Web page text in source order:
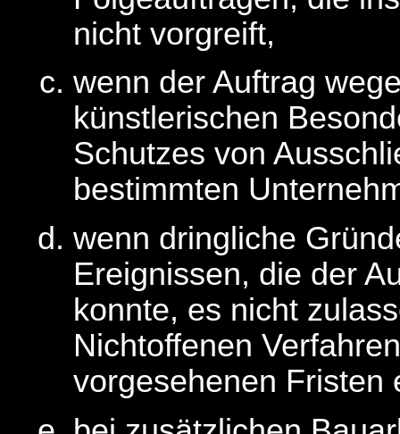
nicht vorgreift,
wenn der Auftrag
künstlerischen
Schutzes von
bestimmten
wenn dringliche
Ereignissen, die der
konnte, es nicht
Nichtoffenen
vorgesehenen Fristen